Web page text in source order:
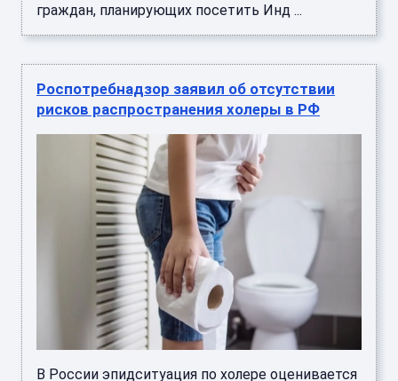
граждан, планирующих посетить Инд ...
Роспотребнадзор заявил об отсутствии
рисков распространения холеры в РФ
В России эпидситуация по холере оценивается